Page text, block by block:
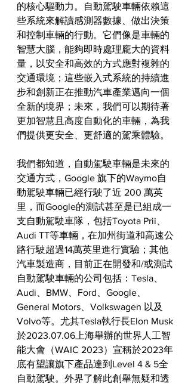
的核心驅動力。自動駕駛車輛依賴這
些系統來解讀感測器數據、做出決策
和控制車輛的行動。它們像是車輛的
智慧大腦，能夠即時處理龐大的資料
量，以安全和高效的方式應對複雜的
交通環境；這些嵌入式系統的持續進
步和創新正在推動汽車產業邁向一個
全新的境界；未來，我們可以期待著
更加智慧且高度自動化的車輛，為我
們提供更安全、更舒適的駕乘體驗。
我們都知道，自動駕駛車輛是未來的
交通方式，Google 旗下的Waymo自
動駕駛車輛已經行駛了近 200 萬英
里，而Google的測試甚至是已組成一
支自動駕駛車隊，包括Toyota Prii、
Audi TT等車輛，在加州街道和高速公
路行駛超過14萬英里進行實驗；其他
汽車製造商，目前正在開發和/或測試
自動駕駛車輛的公司包括：Tesla、
Audi、BMW、Ford、Google、
General Motors、Volkswagen 以及
Volvo等。尤其Tesla執行長Elon Musk
於2023.07.06上海舉辦的世界人工智
能大會（WAIC 2023）宣稱於2023年
底有望讓旗下產品達到Level 4 & 5全
自動駕駛。外界了解此創舉無疑和透